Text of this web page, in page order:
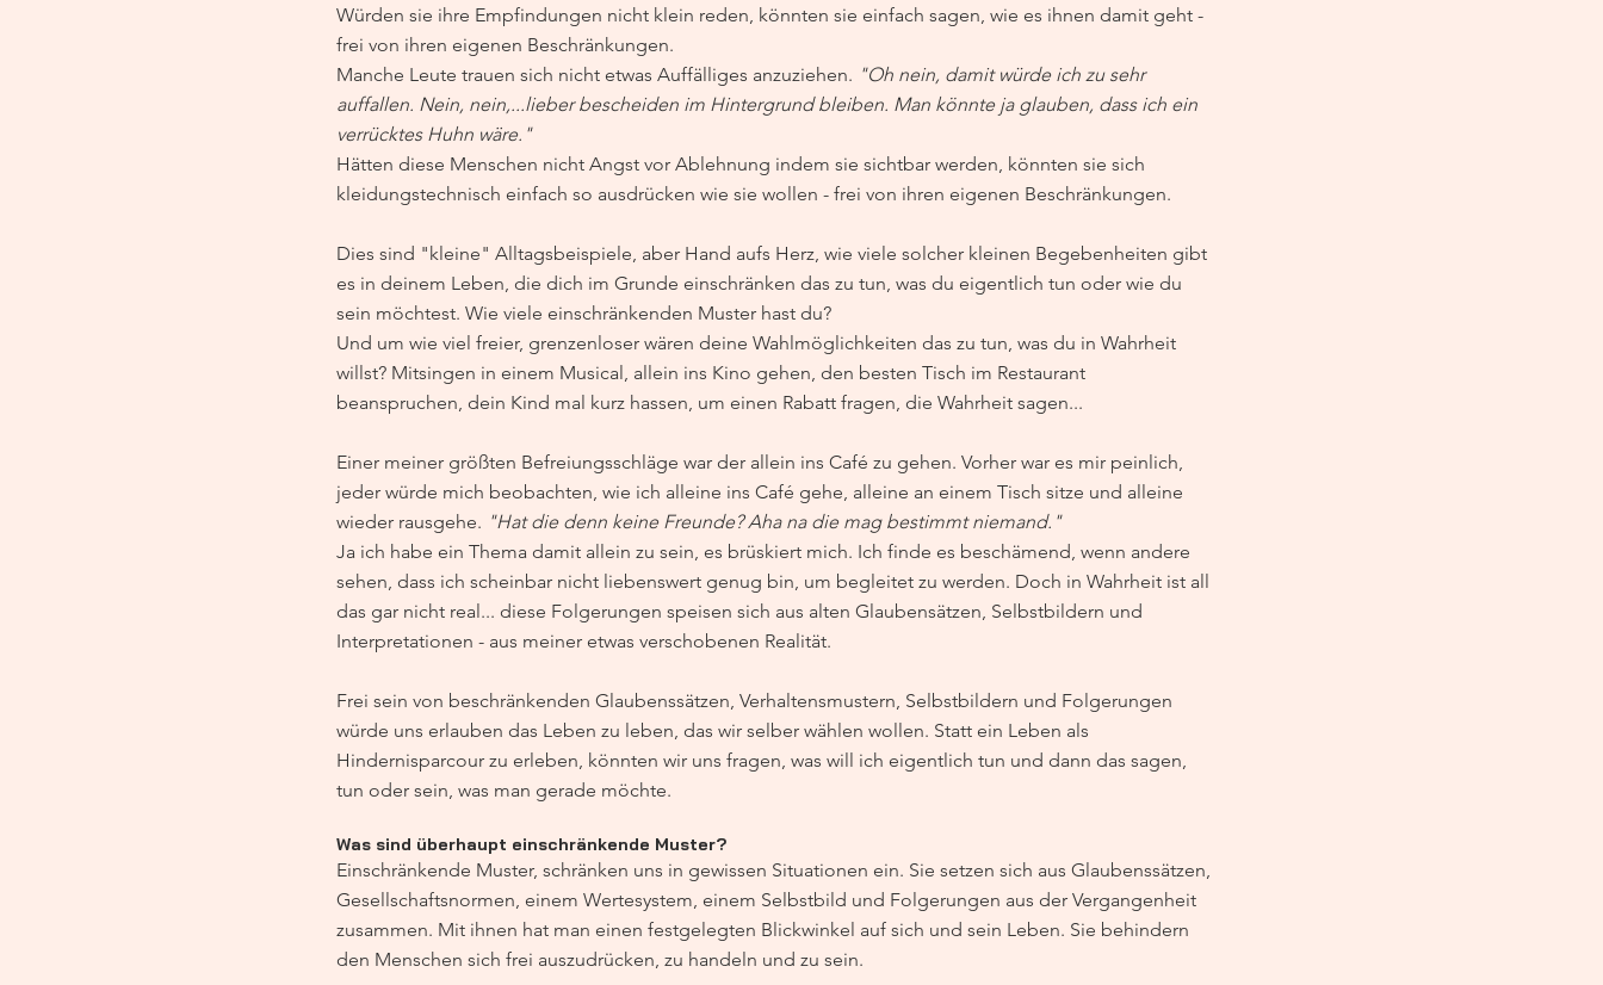
Würden sie ihre Empfindungen nicht klein reden, könnten sie einfach sagen, wie es ihnen damit geht -
frei von ihren eigenen Beschränkungen.
Manche Leute trauen sich nicht etwas Auffälliges anzuziehen. "Oh nein, damit würde ich zu sehr
auffallen. Nein, nein,...lieber bescheiden im Hintergrund bleiben. Man könnte ja glauben, dass ich ein
verrücktes Huhn wäre."
Hätten diese Menschen nicht Angst vor Ablehnung indem sie sichtbar werden, könnten sie sich
kleidungstechnisch einfach so ausdrücken wie sie wollen - frei von ihren eigenen Beschränkungen.
Dies sind "kleine" Alltagsbeispiele, aber Hand aufs Herz, wie viele solcher kleinen Begebenheiten gibt
es in deinem Leben, die dich im Grunde einschränken das zu tun, was du eigentlich tun oder wie du
sein möchtest. Wie viele einschränkenden Muster hast du?
Und um wie viel freier, grenzenloser wären deine Wahlmöglichkeiten das zu tun, was du in Wahrheit
willst? Mitsingen in einem Musical, allein ins Kino gehen, den besten Tisch im Restaurant
beanspruchen, dein Kind mal kurz hassen, um einen Rabatt fragen, die Wahrheit sagen...
Einer meiner größten Befreiungsschläge war der allein ins Café zu gehen. Vorher war es mir peinlich,
jeder würde mich beobachten, wie ich alleine ins Café gehe, alleine an einem Tisch sitze und alleine
wieder rausgehe. "Hat die denn keine Freunde? Aha na die mag bestimmt niemand."
Ja ich habe ein Thema damit allein zu sein, es brüskiert mich. Ich finde es beschämend, wenn andere
sehen, dass ich scheinbar nicht liebenswert genug bin, um begleitet zu werden. Doch in Wahrheit ist all
das gar nicht real... diese Folgerungen speisen sich aus alten Glaubensätzen, Selbstbildern und
Interpretationen - aus meiner etwas verschobenen Realität.
Frei sein von beschränkenden Glaubenssätzen, Verhaltensmustern, Selbstbildern und Folgerungen
würde uns erlauben das Leben zu leben, das wir selber wählen wollen. Statt ein Leben als
Hindernisparcour zu erleben, könnten wir uns fragen, was will ich eigentlich tun und dann das sagen,
tun oder sein, was man gerade möchte.
Was sind überhaupt einschränkende Muster?
Einschränkende Muster, schränken uns in gewissen Situationen ein. Sie setzen sich aus Glaubenssätzen,
Gesellschaftsnormen, einem Wertesystem, einem Selbstbild und Folgerungen aus der Vergangenheit
zusammen. Mit ihnen hat man einen festgelegten Blickwinkel auf sich und sein Leben. Sie behindern
den Menschen sich frei auszudrücken, zu handeln und zu sein.